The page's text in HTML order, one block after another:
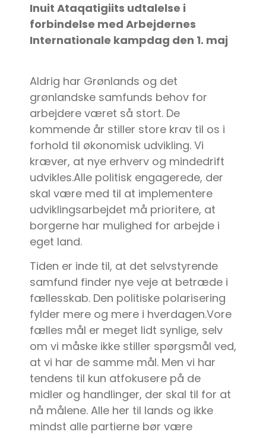
Inuit Ataqatigiits udtalelse i
forbindelse med Arbejdernes
Internationale kampdag den 1. maj
Aldrig har Grønlands og det
grønlandske samfunds behov for
arbejdere været så stort. De
kommende år stiller store krav til os i
forhold til økonomisk udvikling. Vi
kræver, at nye erhverv og mindedrift
udvikles.Alle politisk engagerede, der
skal være med til at implementere
udviklingsarbejdet må prioritere, at
borgerne har mulighed for arbejde i
eget land.
Tiden er inde til, at det selvstyrende
samfund finder nye veje at betræde i
fællesskab. Den politiske polarisering
fylder mere og mere i hverdagen.Vore
fælles mål er meget lidt synlige, selv
om vi måske ikke stiller spørgsmål ved,
at vi har de samme mål. Men vi har
tendens til kun atfokusere på de
midler og handlinger, der skal til for at
nå målene. Alle her til lands og ikke
mindst alle partierne bør være